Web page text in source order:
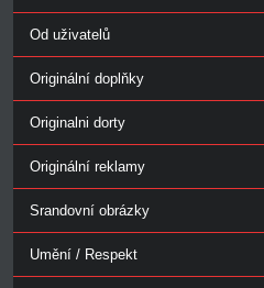
Od uživatelů
Originální doplňky
Originalni dorty
Originální reklamy
Srandovní obrázky
Umění / Respekt